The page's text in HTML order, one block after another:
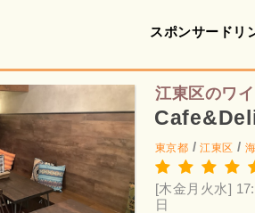
スポンサードリ
江東区のワ
東京都 /江東区 /
[木金月火水]
日